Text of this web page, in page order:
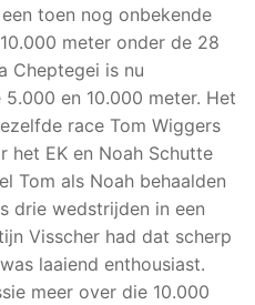
toen nog onbekende
meter onder de 28
Cheptegei is nu
en 10.000 meter. Het
race Tom Wiggers
het EK en Noah Schutte
Tom als Noah behaalden
drie wedstrijden in een
Visscher had dat scherp
laaiend enthousiast.
meer over die 10.000